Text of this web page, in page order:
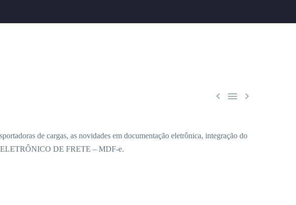
  
de cargas, as novidades em documentação eletrônica, integração do
DE FRETE – MDF-e.